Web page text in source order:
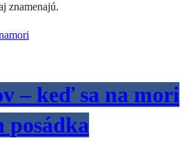
znamenajú.
– keď sa na mori
posádka